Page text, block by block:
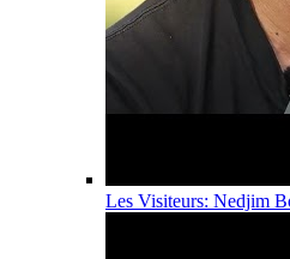
Les Visiteurs: Nedjim